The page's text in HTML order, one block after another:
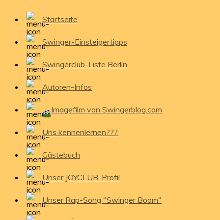
Startseite
Swinger-Einsteigertipps
Swingerclub-Liste Berlin
Autoren-Infos
Imagefilm von Swingerblog.com
Uns kennenlernen???
Gästebuch
Unser JOYCLUB-Profil
Unser Rap-Song "Swinger Boom"